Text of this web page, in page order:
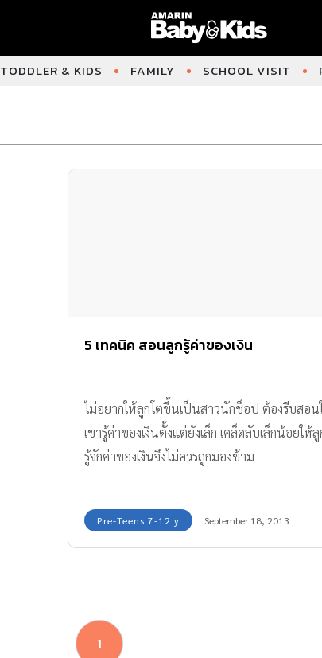
TODDLER & KIDS FAMILY SCHOOL VISIT
5 เทคนิค สอนลูกรู้ค่าของเงิน
ไม่อยากให้ลูกโตขึ้นเป็นสาวนักช็อป ต้องรีบสอน
เขารู้ค่าของเงินตั้งแต่ยังเล็ก เคล็ดลับเล็กน้อยให้ลู
รู้จักค่าของเงินจึงไม่ควรถูกมองข้าม
Pre-Teens 7-12 y September 18, 2013
1